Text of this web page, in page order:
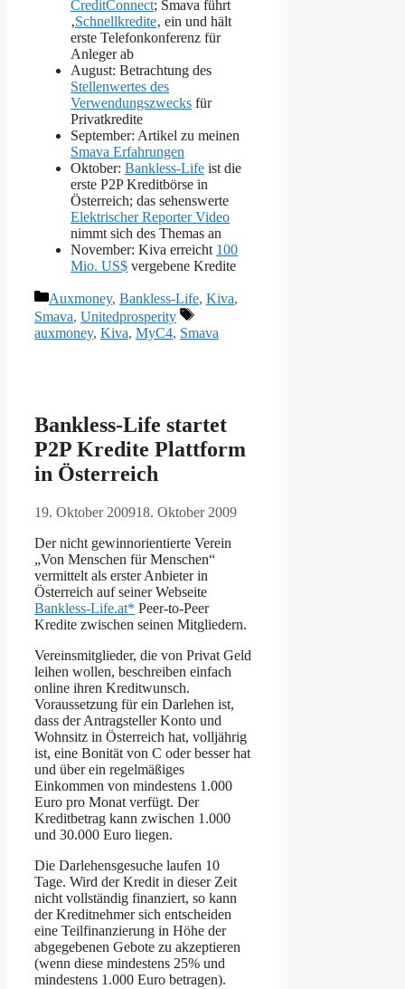
CreditConnect; Smava führt
‚Schnellkredite‚ ein und hält
erste Telefonkonferenz für
Anleger ab
August: Betrachtung des
Stellenwertes des
Verwendungszwecks für
Privatkredite
September: Artikel zu meinen
Smava Erfahrungen
Oktober: Bankless-Life ist die
erste P2P Kreditbörse in
Österreich; das sehenswerte
Elektrischer Reporter Video
nimmt sich des Themas an
November: Kiva erreicht 100
Mio. US$ vergebene Kredite
Kategorien
Auxmoney, Bankless-Life, Kiva,
Smava, Unitedprosperity
Schlagwörter
auxmoney, Kiva, MyC4, Smava
Bankless-Life startet
P2P Kredite Plattform
in Österreich
19. Oktober 200918. Oktober 2009
Der nicht gewinnorientierte Verein
„Von Menschen für Menschen“
vermittelt als erster Anbieter in
Österreich auf seiner Webseite
Bankless-Life.at* Peer-to-Peer
Kredite zwischen seinen Mitgliedern.
Vereinsmitglieder, die von Privat Geld
leihen wollen, beschreiben einfach
online ihren Kreditwunsch.
Voraussetzung für ein Darlehen ist,
dass der Antragsteller Konto und
Wohnsitz in Österreich hat, volljährig
ist, eine Bonität von C oder besser hat
und über ein regelmäßiges
Einkommen von mindestens 1.000
Euro pro Monat verfügt. Der
Kreditbetrag kann zwischen 1.000
und 30.000 Euro liegen.
Die Darlehensgesuche laufen 10
Tage. Wird der Kredit in dieser Zeit
nicht vollständig finanziert, so kann
der Kreditnehmer sich entscheiden
eine Teilfinanzierung in Höhe der
abgegebenen Gebote zu akzeptieren
(wenn diese mindestens 25% und
mindestens 1.000 Euro betragen).